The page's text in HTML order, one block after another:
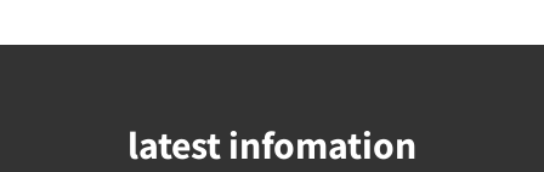
latest infomation